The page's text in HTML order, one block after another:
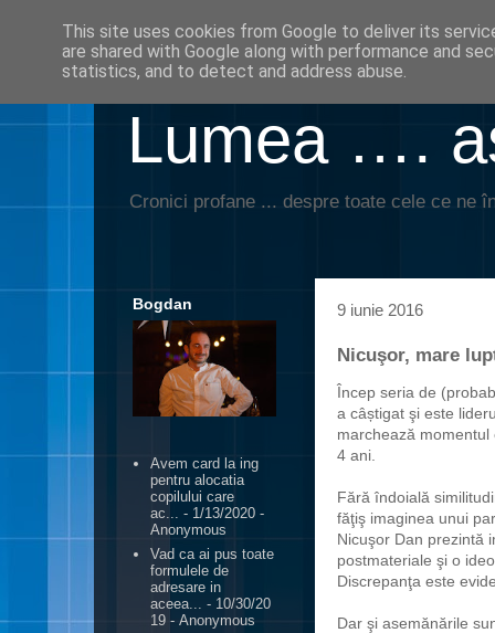
Lumea ….
Cronici profane ... despre toate cele ce ne
9 iunie 2016
Nicuşor, mare
Încep seria de
a câștigat şi este
marchează
4 ani.
Fără îndoială
făţiş imaginea unui
Nicuşor Dan prezintă
postmateriale şi o
Discrepanţa este
Dar şi asemănările
Bogdan
Avem card la ing
pentru alocatia
copilului care
ac... - 1/13/2020 -
Anonymous
Vad ca ai pus toate
formulele de
adresare in
aceea...
- 10/30/20
19 - Anonymous
This site uses cookies from Google to deliver its
are shared with Google along with performance and
statistics, and to detect and address abuse.